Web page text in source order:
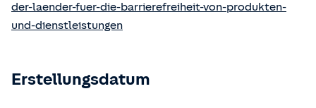
der-laender-fuer-die-barrierefreiheit-von-produkten-
und-dienstleistungen
Erstellungsdatum